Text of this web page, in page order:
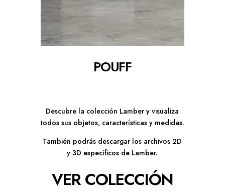
POUFF
Descubre la colección Lamber y visualiza
todos sus objetos, características y medidas.
También podrás descargar los archivos 2D
y 3D específicos de Lamber.
VER COLECCIÓN